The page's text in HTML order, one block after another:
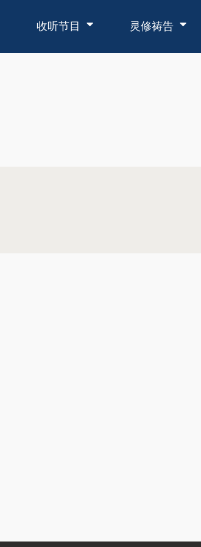
收听节目 灵修祷告